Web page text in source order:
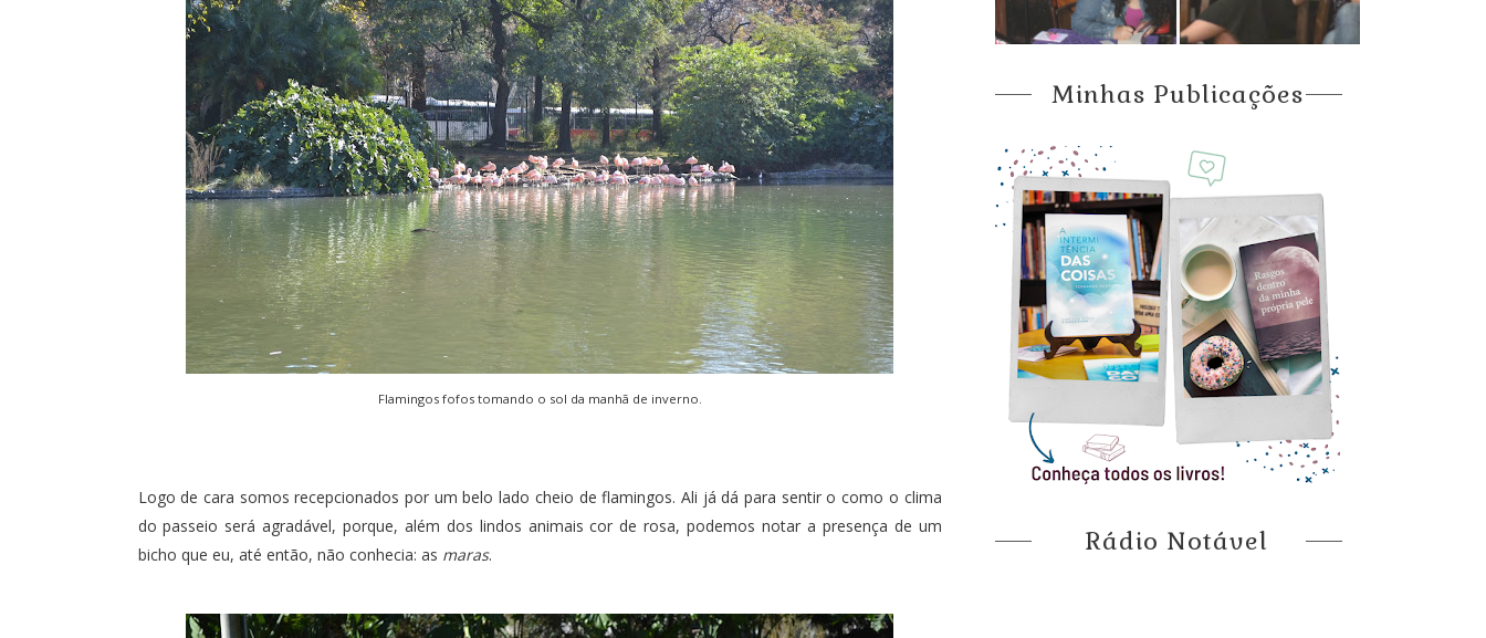
Flamingos fofos tomando o sol da manhã de inverno.
Logo de cara somos recepcionados por um belo lado cheio de flamingos. Ali já dá para sentir o como o clima
do passeio será agradável, porque, além dos lindos animais cor de rosa, podemos notar a presença de um
bicho que eu, até então, não conhecia: as maras.
Minhas Publicações
Rádio Notável